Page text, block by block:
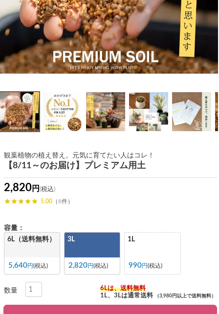
観葉植物の植え替え。元気に育てたい人はコレ！
【8/11～のお届け】プレミアム用土
2,820
5.00 （8件）
6Lは、送料無料
1L、3Lは通常送料
（3,980円以上で送料無料）
容量：
6L（送料無料）
5,640 税込
3L
2,820 税込
1L
990 税込